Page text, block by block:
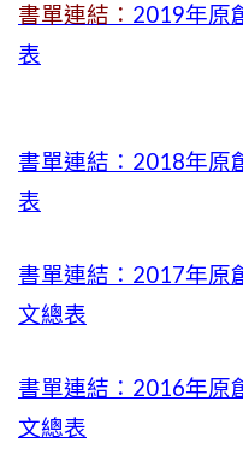
書單連結： 2019年原
表
書單連結：2018年原
表
書單連結：2017年原
文總表
書單連結：2016年原
文總表